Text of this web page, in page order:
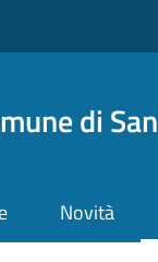
di
Novità